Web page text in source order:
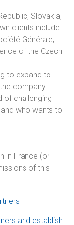
Slovakia,
clients include
Générale,
of the Czech
to expand to
company
of challenging
who wants to
in France (or
of this
and establish